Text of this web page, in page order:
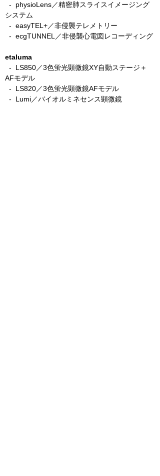
- physioLens／精密肺スライスイメージング
システム
- easyTEL+／非侵襲テレメトリー
- ecgTUNNEL／非侵襲心電図レコーディング
etaluma
- LS850／3色蛍光顕微鏡XY自動ステージ＋
AFモデル
- LS820／3色蛍光顕微鏡AFモデル
- Lumi／バイオルミネセンス顕微鏡